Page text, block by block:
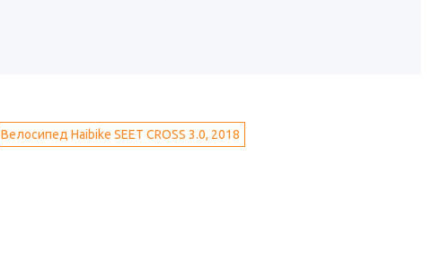
Велосипед Haibike SEET CROSS 3.0, 2018